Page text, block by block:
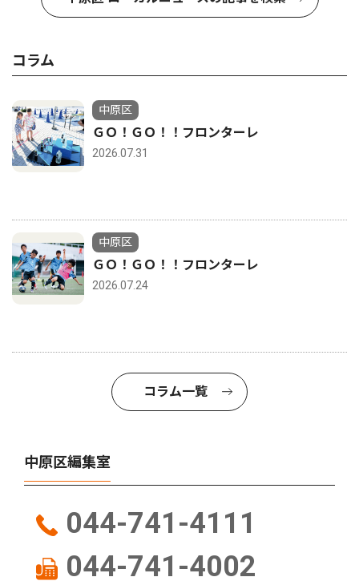
コラム
中原区
ＧＯ！ＧＯ！！フロンターレ
2026.07.31
中原区
ＧＯ！ＧＯ！！フロンターレ
2026.07.24
コラム一覧
中原区編集室
044-741-4111
044-741-4002